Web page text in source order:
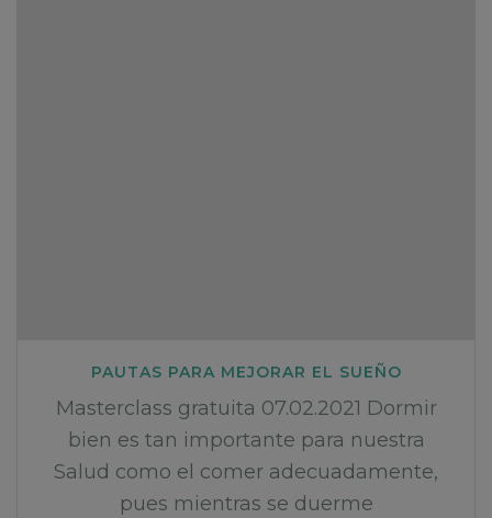
PAUTAS PARA MEJORAR EL SUEÑO
Masterclass gratuita 07.02.2021 Dormir
bien es tan importante para nuestra
Salud como el comer adecuadamente,
pues mientras se duerme